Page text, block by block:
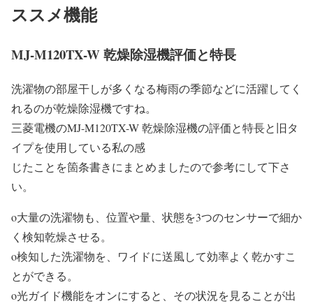
ススメ機能
MJ-M120TX-W 乾燥除湿機評価と特長
洗濯物の部屋干しが多くなる梅雨の季節などに活躍してく
れるのが乾燥除湿機ですね。
三菱電機のMJ-M120TX-W 乾燥除湿機の評価と特長と旧タ
イプを使用している私の感
じたことを箇条書きにまとめましたので参考にして下さ
い。
o大量の洗濯物も、位置や量、状態を3つのセンサーで細か
く検知乾燥させる。
o検知した洗濯物を、ワイドに送風して効率よく乾かすこ
とができる。
o光ガイド機能をオンにすると、その状況を見ることが出